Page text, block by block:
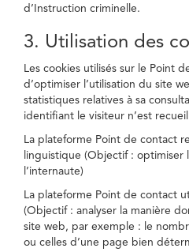
d’Instruction criminelle.
3. Utilisation des
Les cookies utilisés sur le Point
d’optimiser l’utilisation du site
statistiques relatives à sa
identifiant le visiteur n’est
La plateforme Point de contact
linguistique (Objectif : optimiser
l’internaute)
La plateforme Point de contact
(Objectif : analyser la manière
site web, par exemple : le
ou celles d’une page bien